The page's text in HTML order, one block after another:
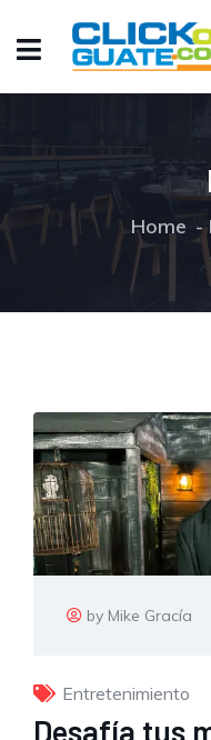
Home
by Mike Gracía
Entretenimiento
Desafía tus